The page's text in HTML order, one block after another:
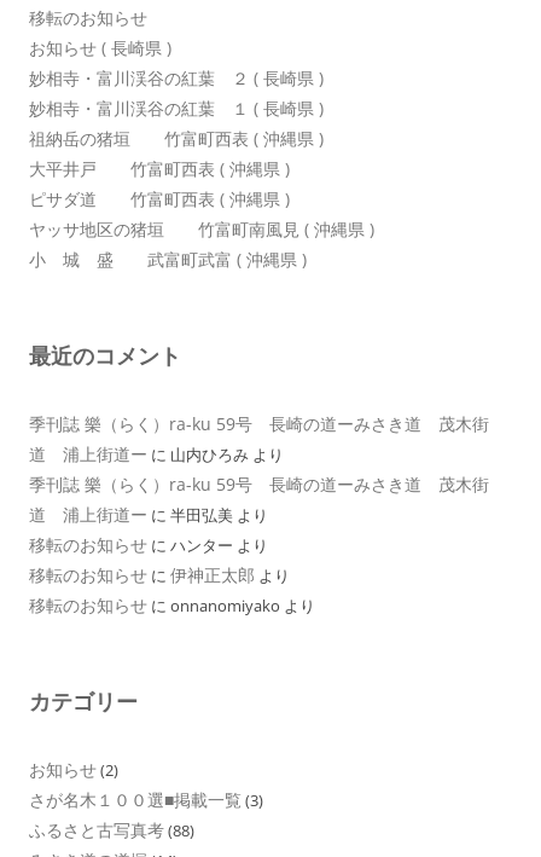
移転のお知らせ
お知らせ ( 長崎県 )
妙相寺・富川渓谷の紅葉 ２ ( 長崎県 )
妙相寺・富川渓谷の紅葉 １ ( 長崎県 )
祖納岳の猪垣 竹富町西表 ( 沖縄県 )
大平井戸 竹富町西表 ( 沖縄県 )
ピサダ道 竹富町西表 ( 沖縄県 )
ヤッサ地区の猪垣 竹富町南風見 ( 沖縄県 )
小 城 盛 武富町武富 ( 沖縄県 )
最近のコメント
季刊誌 樂（らく）ra-ku 59号 長崎の道ーみさき道 茂木街
道 浦上街道ー に 山内ひろみ より
季刊誌 樂（らく）ra-ku 59号 長崎の道ーみさき道 茂木街
道 浦上街道ー に 半田弘美 より
移転のお知らせ に ハンター より
移転のお知らせ に 伊神正太郎 より
移転のお知らせ に onnanomiyako より
カテゴリー
お知らせ(2)
さが名木１００選■掲載一覧 (3)
ふるさと古写真考(88)